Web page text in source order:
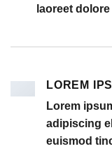
laoreet
LOREM
Lorem
adipiscing
euismod